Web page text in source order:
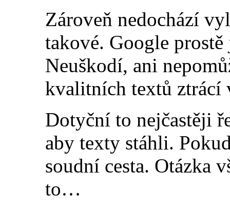
Zároveň nedochází
takové. Google
Neuškodí, ani
kvalitních textů ztrácí
Dotyční to nejčastěji
aby texty stáhli.
soudní cesta. Otázka
to…